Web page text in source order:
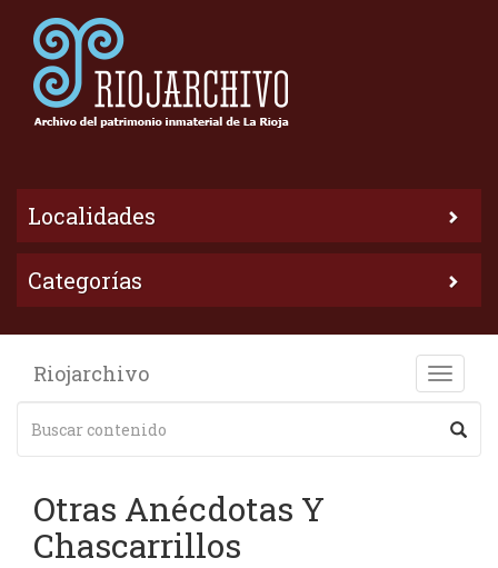
Localidades
Categorías
Toggle
Riojarchivo
Otras Anécdotas Y
Chascarrillos